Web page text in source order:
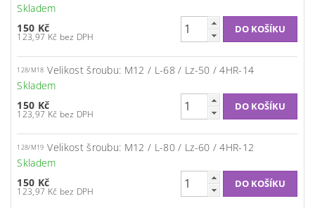
Skladem
150 Kč
123,97 Kč bez DPH
128/M18 Velikost šroubu: M12 / L-68 / Lz-50 / 4HR-14
Skladem
150 Kč
123,97 Kč bez DPH
128/M19 Velikost šroubu: M12 / L-80 / Lz-60 / 4HR-12
Skladem
150 Kč
123,97 Kč bez DPH